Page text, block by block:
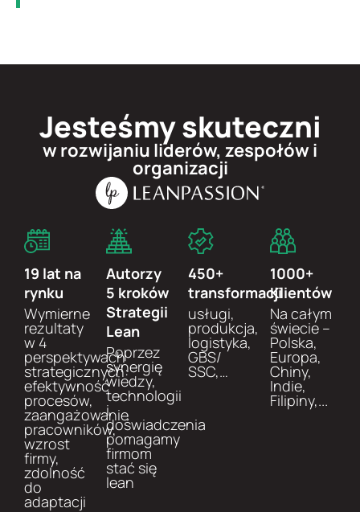
Jesteśmy skuteczni
w rozwijaniu liderów, zespołów i
organizacji
19 lat na
rynku
Wymierne
rezultaty
w 4
perspektywach
strategicznych:
efektywność
procesów,
zaangażowanie
pracowników,
wzrost
firmy,
zdolność
do
adaptacji
Autorzy
5 kroków
Strategii
Lean​
Poprzez
synergię
wiedzy,
technologii
i
doświadczenia
pomagamy
firmom
stać się
lean
450+
transformacji​
usługi,
produkcja,
logistyka,
GBS/
SSC,…
1000+
Klientów
Na całym
świecie –
Polska,
Europa,
Chiny,
Indie,
Filipiny,...